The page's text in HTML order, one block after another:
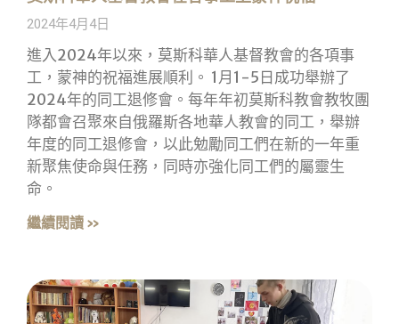
2024年4月4日
進入2024年以來，莫斯科華人基督教會的各項事
工，蒙神的祝福進展順利。 1月1-5日成功舉辦了
2024年的同工退修會。每年年初莫斯科教會教牧團
隊都會召聚來自俄羅斯各地華人教會的同工，舉辦
年度的同工退修會，以此勉勵同工們在新的一年重
新聚焦使命與任務，同時亦強化同工們的屬靈生
命。
繼續閱讀 »